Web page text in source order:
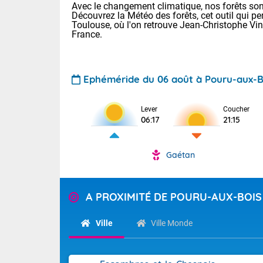
Pour la
Tendance
Avec le changement climatique, nos forêts
Découvrez la Météo des forêts, cet outil qui
Toulouse, où l'on retrouve Jean-Christophe
France.
Ephéméride du 06 août à Pouru-aux-
Lever
06:17
Coucher
21:15
Gaétan
A PROXIMITÉ DE POURU-AUX-BOIS
Ville Ville Monde
Voici les
28 Lyon :
: 27 Nancy :
31 Lille : 26
Demain :
Calme,
alors que la